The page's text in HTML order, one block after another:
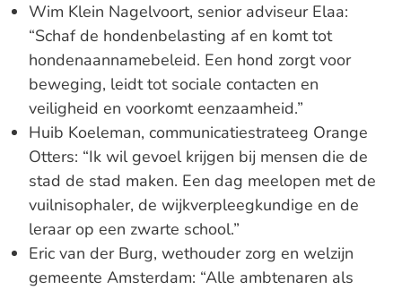
Wim Klein Nagelvoort, senior adviseur Elaa:
“Schaf de hondenbelasting af en komt tot
hondenaannamebeleid. Een hond zorgt voor
beweging, leidt tot sociale contacten en
veiligheid en voorkomt eenzaamheid.”
Huib Koeleman, communicatiestrateeg Orange
Otters: “Ik wil gevoel krijgen bij mensen die de
stad de stad maken. Een dag meelopen met de
vuilnisophaler, de wijkverpleegkundige en de
leraar op een zwarte school.”
Eric van der Burg, wethouder zorg en welzijn
gemeente Amsterdam: “Alle ambtenaren als